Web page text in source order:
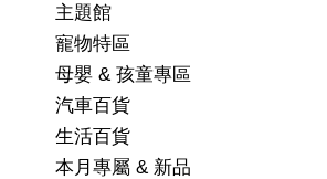
主題館
寵物特區
母嬰 & 孩童專區
汽車百貨
生活百貨
本月專屬 & 新品